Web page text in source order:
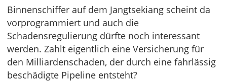
Binnenschiffer auf dem Jangtsekiang scheint da
vorprogrammiert und auch die
Schadensregulierung dürfte noch interessant
werden. Zahlt eigentlich eine Versicherung für
den Milliardenschaden, der durch eine fahrlässig
beschädigte Pipeline entsteht?